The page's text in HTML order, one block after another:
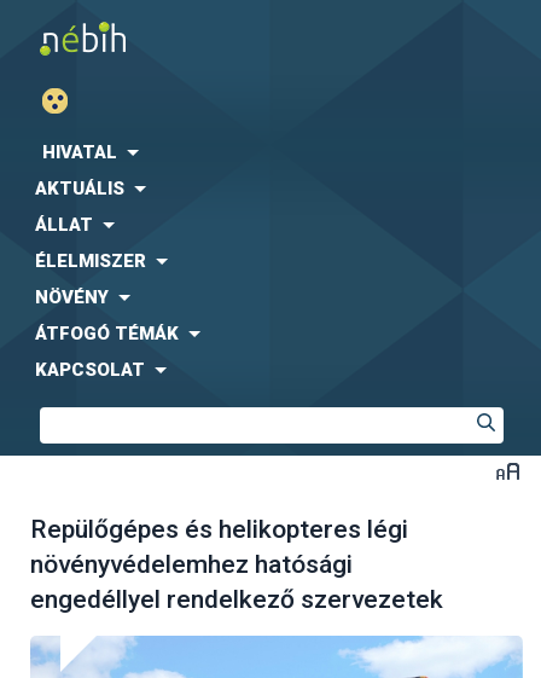
HIVATAL
AKTUÁLIS
ÁLLAT
ÉLELMISZER
NÖVÉNY
ÁTFOGÓ TÉMÁK
KAPCSOLAT
Repülőgépes és helikopteres légi
növényvédelemhez hatósági
engedéllyel rendelkező szervezetek